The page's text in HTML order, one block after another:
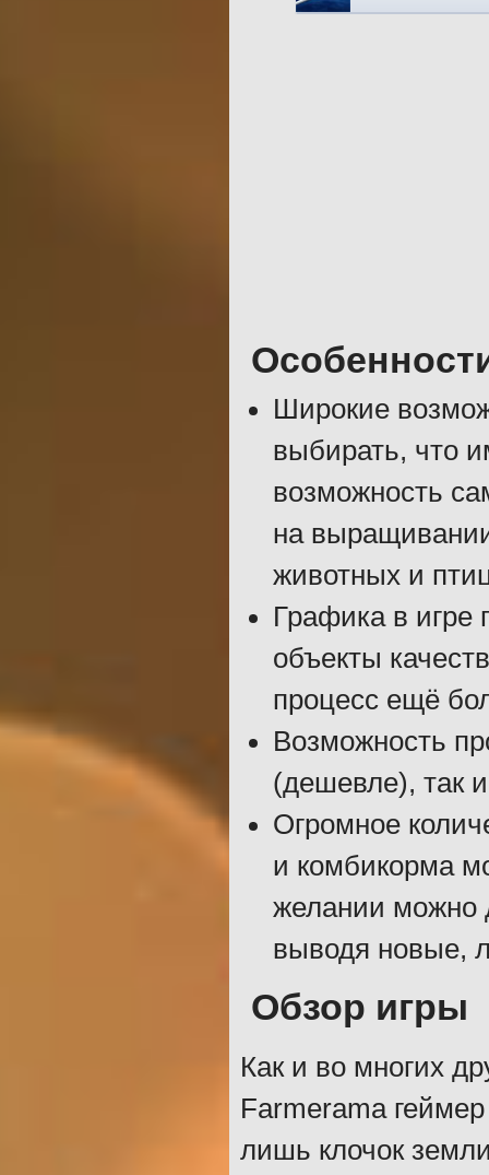
Широкие
выбирать, что
возможность
на
животных и
Графика в игре
объекты
процесс ещё
Возможность
(дешевле), так
Огромное
и комбикорма
желании можно
выводя новые,
Обзор игры
Как и во многих
Farmerama
лишь клочок